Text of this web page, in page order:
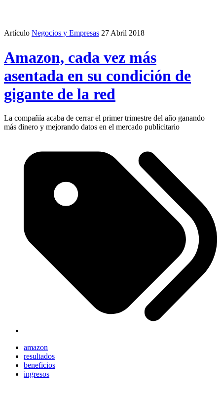
Artículo Negocios y Empresas 27 Abril 2018
Amazon, cada vez más
asentada en su condición de
gigante de la red
La compañía acaba de cerrar el primer trimestre del año ganando
más dinero y mejorando datos en el mercado publicitario
amazon
resultados
beneficios
ingresos